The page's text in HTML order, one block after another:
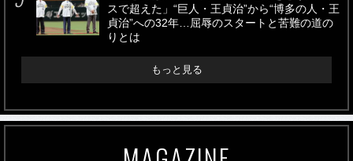
スで超えた」“巨人・王貞治”から“博多の人・王
貞治”への32年…屈辱のスタートと苦難の道の
りとは
もっと見る